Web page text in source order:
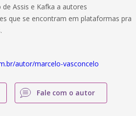
Assis e Kafka a autores
que se encontram em plataformas pra
autor/marcelo-vasconcelo
Fale com o autor